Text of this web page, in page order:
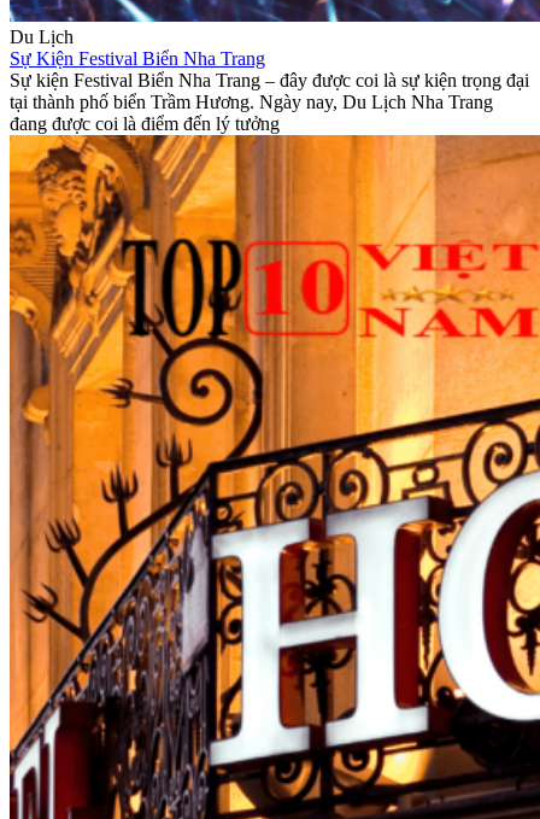
Du Lịch
Sự Kiện Festival Biển Nha Trang
Sự kiện Festival Biển Nha Trang – đây được coi là sự kiện trọng đại
tại thành phố biển Trầm Hương. Ngày nay, Du Lịch Nha Trang
đang được coi là điểm đến lý tưởng